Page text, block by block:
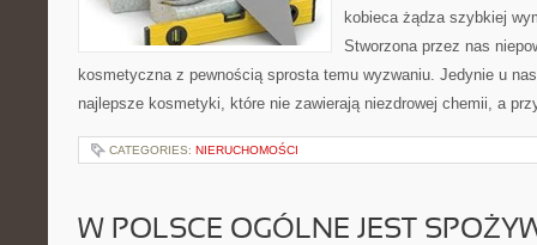
kobieca żądza szybkiej
Stworzona przez nas
kosmetyczna z pewnością sprosta temu wyzwaniu. Jedynie u
najlepsze kosmetyki, które nie zawierają niezdrowej chemii, a
CATEGORIES: NIERUCHOMOŚCI
W POLSCE OGÓLNE JEST